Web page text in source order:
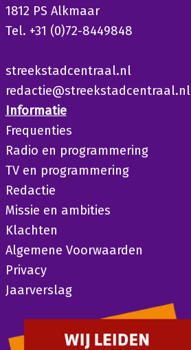
1812 PS Alkmaar
Tel. +31 (0)72-8449848
streekstadcentraal.nl
redactie@streekstadcentraal.nl
Informatie
Frequenties
Radio en programmering
TV en programmering
Redactie
Missie en ambities
Klachten
Algemene Voorwaarden
Privacy
Jaarverslag